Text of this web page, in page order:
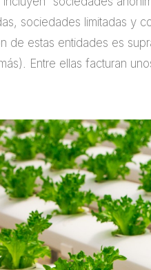
sociedades limitadas y
de estas entidades es
Entre ellas facturan